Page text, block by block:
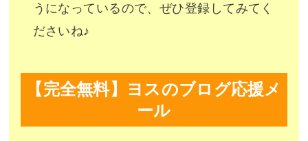
うになっているので、ぜひ登録してみてく
ださいね♪
【完全無料】ヨスのブログ応援メ
ール